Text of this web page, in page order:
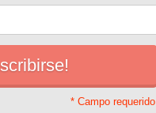
* Campo requerido